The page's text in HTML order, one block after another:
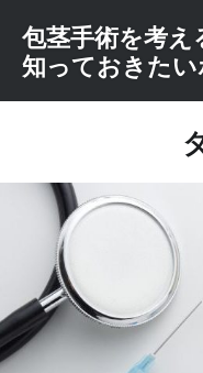
ン
ス
包茎手術を考え
知っておきたい